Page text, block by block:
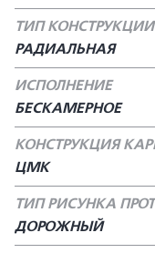
ТИП КОНСТРУКЦИИ
РАДИАЛЬНАЯ
ИСПОЛНЕНИЕ
БЕСКАМЕРНОЕ
КОНСТРУКЦИЯ
ЦМК
ТИП РИСУНКА
ДОРОЖНЫЙ